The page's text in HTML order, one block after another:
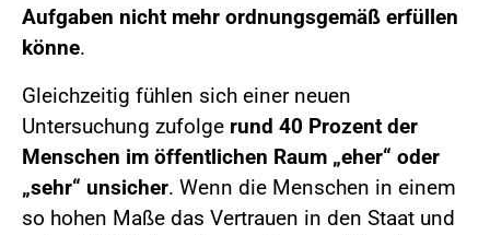
Aufgaben nicht mehr ordnungsgemäß erfüllen
könne.
Gleichzeitig fühlen sich einer neuen
Untersuchung zufolge rund 40 Prozent der
Menschen im öffentlichen Raum „eher“ oder
„sehr“ unsicher. Wenn die Menschen in einem
so hohen Maße das Vertrauen in den Staat und